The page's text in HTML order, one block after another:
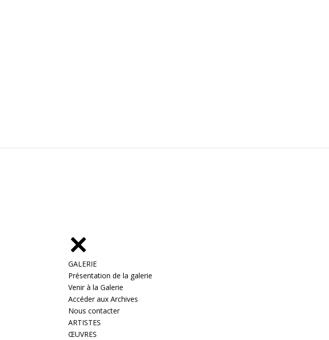
GALERIE
Présentation de la galerie
Venir à la Galerie
Accéder aux Archives
Nous contacter
ARTISTES
ŒUVRES